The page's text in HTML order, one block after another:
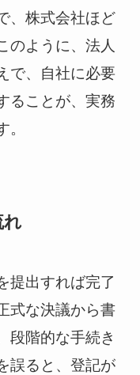
、株式会社ほど
のように、法人
で、自社に必要
ることが、実務
れ
提出すれば完了
式な決議から書
段階的な手続き
誤ると、登記が